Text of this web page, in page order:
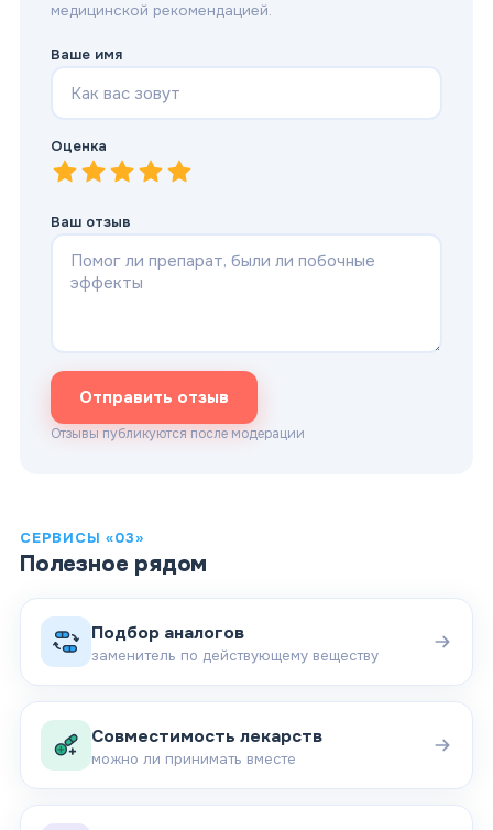
медицинской рекомендацией.
Ваше имя
Оценка
4—
3—Нормально
2—Плохо
1—Очень плохо
Ваш отзыв
Отправить отзыв
Отзывы публикуются после модерации
СЕРВИСЫ «03»
Полезное рядом
Подбор аналогов
заменитель по действующему веществу
Совместимость лекарств
можно ли принимать вместе